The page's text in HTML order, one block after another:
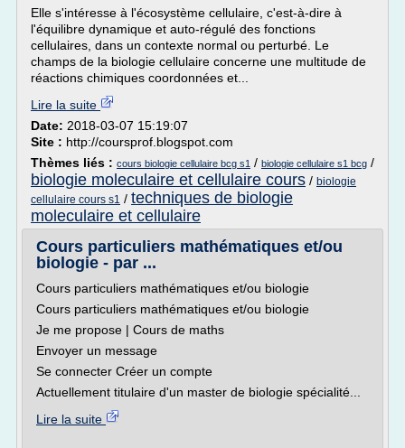
Elle s'intéresse à l'écosystème cellulaire, c'est-à-dire à
l'équilibre dynamique et auto-régulé des fonctions
cellulaires, dans un contexte normal ou perturbé. Le
champs de la biologie cellulaire concerne une multitude de
réactions chimiques coordonnées et...
Lire la suite
Date: 2018-03-07 15:19:07
Site : http://coursprof.blogspot.com
Thèmes liés : cours biologie cellulaire bcg s1 / biologie cellulaire s1 bcg /
biologie moleculaire et cellulaire cours / biologie
cellulaire cours s1 / techniques de biologie
moleculaire et cellulaire
Cours particuliers mathématiques et/ou
biologie - par ...
Cours particuliers mathématiques et/ou biologie
Cours particuliers mathématiques et/ou biologie
Je me propose | Cours de maths
Envoyer un message
Se connecter Créer un compte
Actuellement titulaire d'un master de biologie spécialité...
Lire la suite